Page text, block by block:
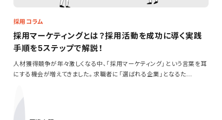
採用コラム
採用マーケティングとは？採用活動を成功に導く実践
手順を5ステップで解説！
人材獲得競争が年々激しくなる中、「採用マーケティング」という言葉を耳
にする機会が増えてきました。求職者に「選ばれる企業」となるた…